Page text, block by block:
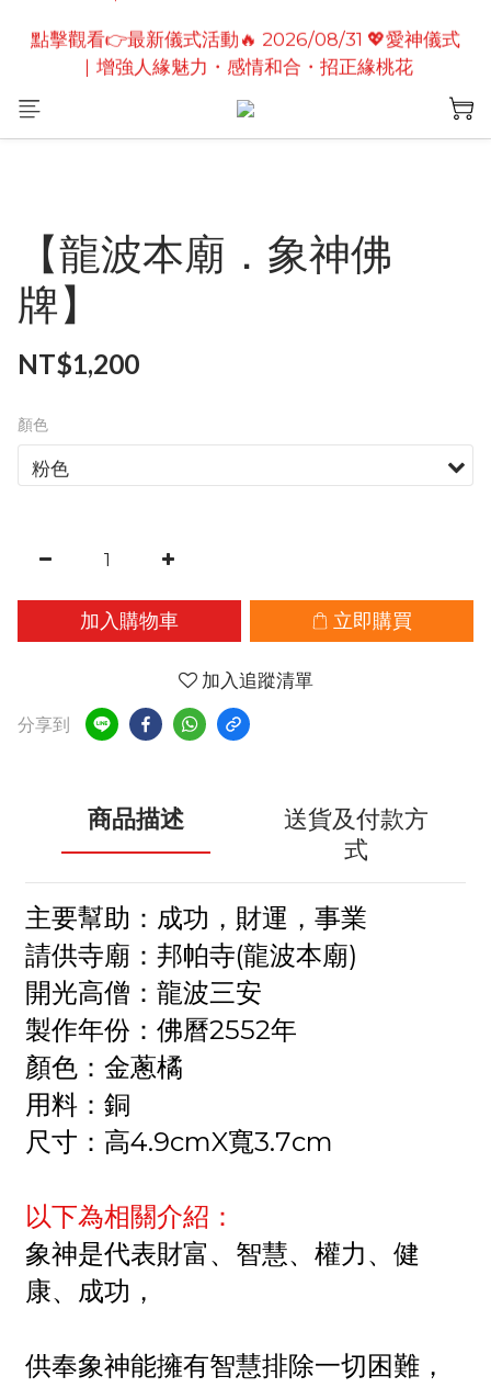
點擊觀看👉最新儀式活動🔥2026/08/19 💗2026七夕
情定善緣桃花燈｜泰國高僧祈願點燈儀式
點擊觀看👉最新儀式活動🔥 2026/08/31 💖愛神儀式
｜增強人緣魅力・感情和合・招正緣桃花
點擊觀看👉最新儀式活動🔥2026/08/19 💗2026七夕
【龍波本廟．象神佛
牌】
NT$1,200
顏色
加入購物車 立即購買
加入追蹤清單
分享到
商品描述
送貨及付款方
式
主要幫助：成功，財運，事業
請供寺廟：邦帕寺(龍波本廟)
開光高僧：龍波三安
製作年份：佛曆2552年
顏色：金蔥橘
用料：銅
尺寸：高4.9cmX寬3.7cm
以下為相關介紹：
象神是代表財富、智慧、權力、健
康、成功，
供奉象神能擁有智慧排除一切困難，